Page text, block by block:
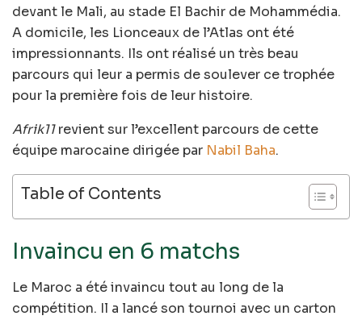
devant le Mali, au stade El Bachir de Mohammédia.
A domicile, les Lionceaux de l’Atlas ont été
impressionnants. Ils ont réalisé un très beau
parcours qui leur a permis de soulever ce trophée
pour la première fois de leur histoire.
Afrik11revient sur l’excellent parcours de cette
équipe marocaine dirigée par Nabil Baha.
Table of Contents
Invaincu en 6 matchs
Le Maroc a été invaincu tout au long de la
compétition. Il a lancé son tournoi avec un carton